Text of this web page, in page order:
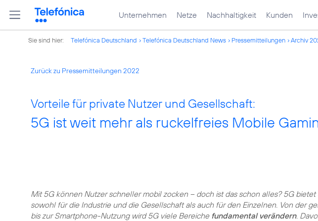
Unternehmen Netze Nachhaltigkeit Kunden
Sie sind hier: Telefónica Deutschland Telefónica Deutschland News Pressemitteilungen Archiv
Zurück zu Pressemitteilungen 2022
Vorteile für private Nutzer und Gesellschaft:
5G ist weit mehr als ruckelfreies Mobile
Mit5Gkönnen Nutzer schneller mobil zocken – doch ist das schon alles? 5G
sowohl für die Industrie und die Gesellschaft als auch für den Einzelnen. Von der
bis zur Smartphone-Nutzung wird 5G viele Bereiche fundamental verändern.